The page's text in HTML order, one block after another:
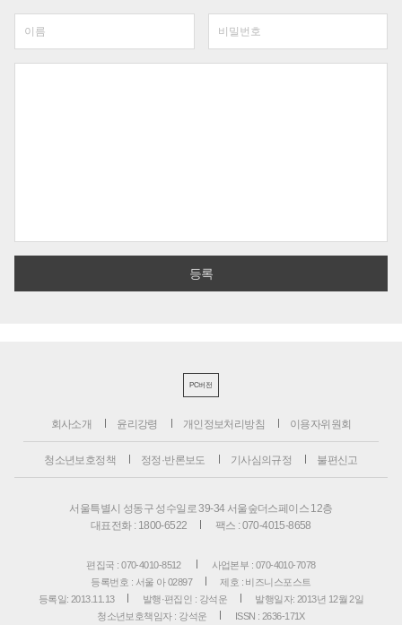
PC버전
회사소개 윤리강령 개인정보처리방침 이용자위원회
청소년보호정책 정정·반론보도 기사심의규정 불편신고
서울특별시 성동구 성수일로 39-34 서울숲더스페이스 12층
대표전화 : 1800-6522
팩스 : 070-4015-8658
편집국 : 070-4010-8512
사업본부 : 070-4010-7078
등록번호 : 서울 아 02897
제호 : 비즈니스포스트
등록일: 2013.11.13
발행·편집인 : 강석운
발행일자: 2013년 12월 2일
청소년보호책임자 : 강석운
ISSN : 2636-171X